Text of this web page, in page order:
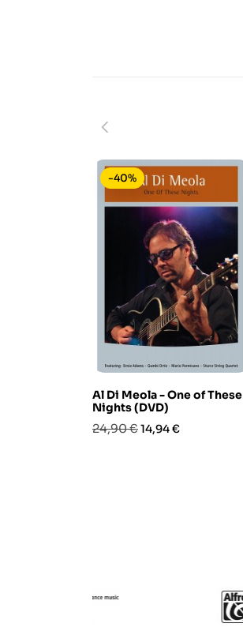
Al Di Meola - One of These
Nights (DVD)
Prezzo
24,90 €Prezzo
14,94 €
-40%